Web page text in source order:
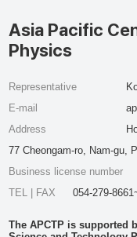
Asia Pacific
Physics
Representative
E-mail
Address
77 Cheongam-ro, Nam-gu,
Business license number
TEL | FAX
054-279-
The APCTP is supported